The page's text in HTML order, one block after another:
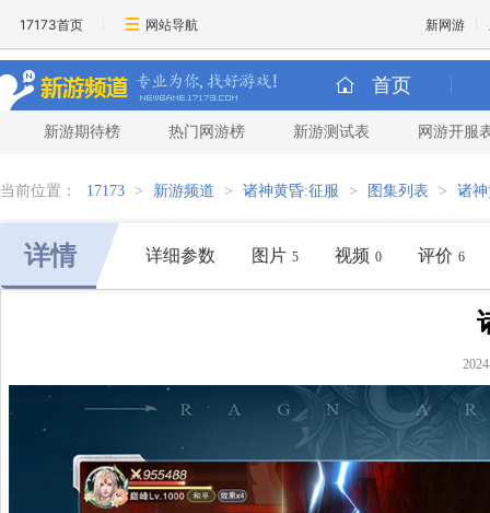
17173首页 网站导航 新网游
首页
新游期待榜 热门网游榜 新游测试表 网游开服
当前位置： 17173 > 新游频道 > 诸神黄昏:征服 > 图集列表 > 诸
详情 详细参数 图片 5 视频 0 评价 6